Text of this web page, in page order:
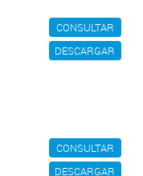
CONSULTAR
DESCARGAR
CONSULTAR
DESCARGAR